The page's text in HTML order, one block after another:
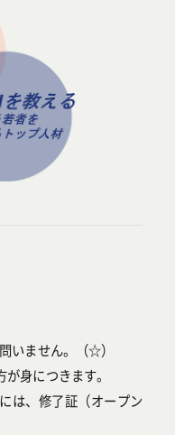
いません。（☆）
身につきます。
は、修了証（オープン